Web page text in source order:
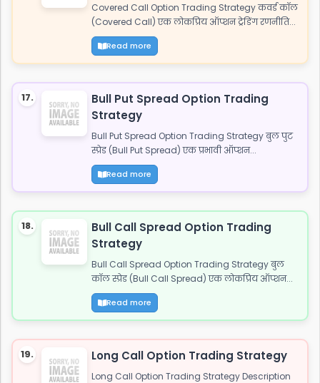
Covered Call Option Trading Strategy कवर्ड कॉल
(Covered Call) एक लोकप्रिय ऑप्शन ट्रेडिंग रणनीति...
Read more
17.
Bull Put Spread Option Trading
Strategy
Bull Put Spread Option Trading Strategy बुल पुट
स्प्रेड (Bull Put Spread) एक प्रभावी ऑप्शन...
Read more
18.
Bull Call Spread Option Trading
Strategy
Bull Call Spread Option Trading Strategy बुल
कॉल स्प्रेड (Bull Call Spread) एक लोकप्रिय ऑप्शन...
Read more
19. Long Call Option Trading Strategy
Long Call Option Trading Strategy Description